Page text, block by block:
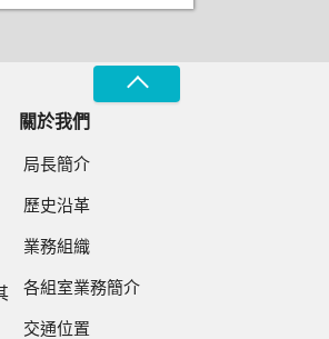
關於我們
局長簡介
歷史沿革
業務組織
各組室業務簡介
交通位置